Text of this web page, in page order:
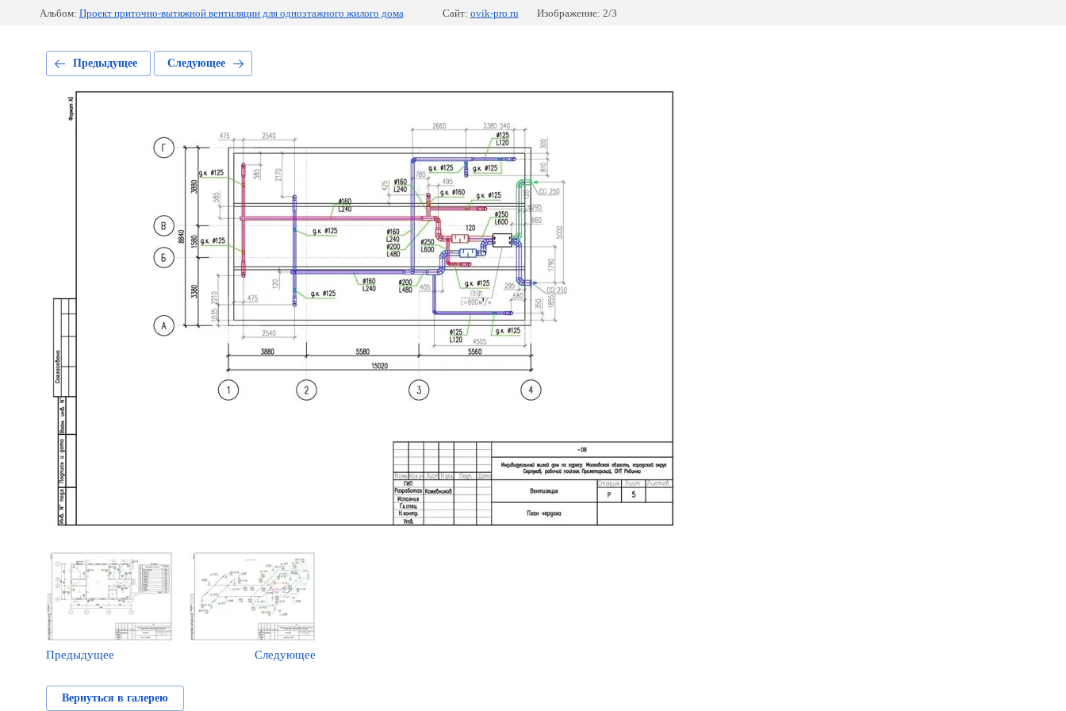
Альбом: Проект приточно-вытяжной вентиляции для одноэтажного жилого дома Сайт: ovik-pro.ru Изображение: 2/3
Предыдущее Следующее
Предыдущее Следующее
Вернуться в галерею